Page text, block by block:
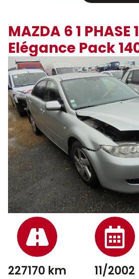
MAZDA 6 1 PHASE
Elégance Pack
227170 km 11/2002